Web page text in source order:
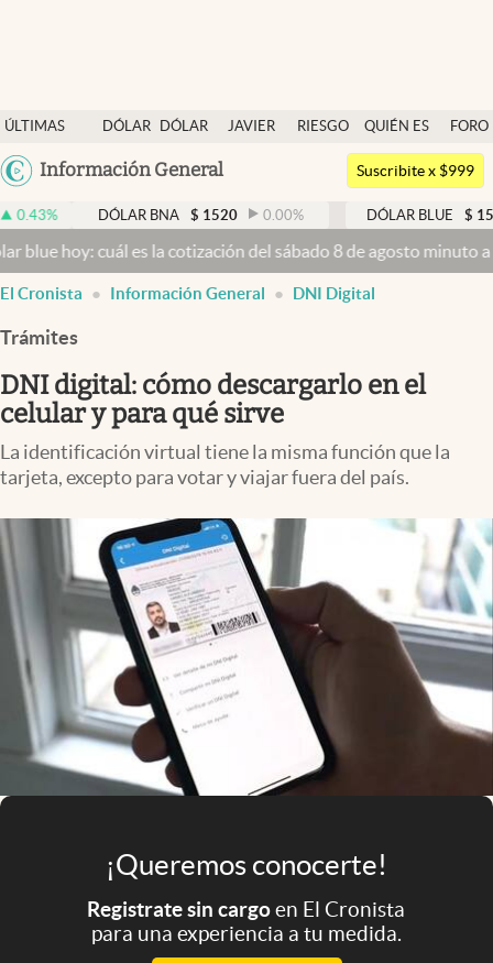
ÚLTIMAS
NOTICIAS
DÓLAR
DÓLAR
JAVIER
RIESGO
QUIÉN ES
QUIÉN
FORO
Argentina
México
Información General
Dólar
Members
Economía y Política
Finanzas y Mercados
Mercados Online
Negocios
Columnistas
Otras secciones
Apertura
Clase
Mundial 2026
Eventos Corporativos
El Cronista Studio
Mediakit
abre en nueva pestaña
Suscribite x $999
DÓLAR BNA $ 1520 0.00% DÓLAR BLUE $ 1525 -0.33
es la cotización del sábado 8 de agosto minuto a minuto
El Cronista Información General DNI Digital
Trámites
DNI digital: cómo descargarlo en el
celular y para qué sirve
La identificación virtual tiene la misma función que la
tarjeta, excepto para votar y viajar fuera del país.
¡Queremos conocerte!
Registrate sin cargoen El Cronista
para una experiencia a tu medida.